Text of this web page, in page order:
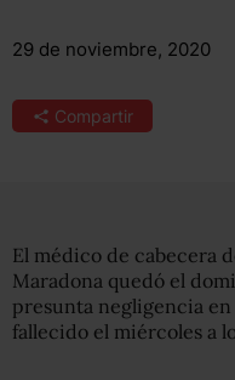
29 de noviembre, 2020
Compartir
El médico de cabecera
Maradona quedó el
presunta negligencia
fallecido el miércoles a